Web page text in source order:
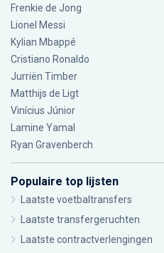
Frenkie de Jong
Lionel Messi
Kylian Mbappé
Cristiano Ronaldo
Jurriën Timber
Matthijs de Ligt
Vinícius Júnior
Lamine Yamal
Ryan Gravenberch
Populaire top lijsten
Laatste voetbaltransfers
Laatste transfergeruchten
Laatste contractverlengingen